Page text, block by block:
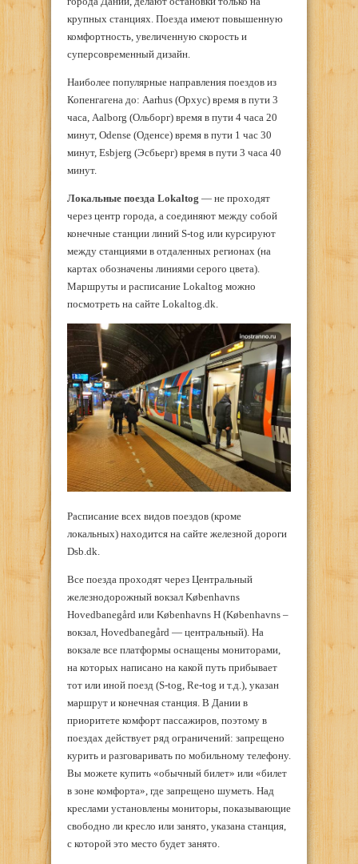
крупных станциях. Поезда имеют повышенную
комфортность, увеличенную скорость и
суперсовременный дизайн.
Наиболее популярные направления поездов из
Копенгагена до: Aarhus (Орхус) время в пути 3
часа, Aalborg (Ольборг) время в пути 4 часа 20
минут, Odense (Оденсе) время в пути 1 час 30
минут, Esbjerg (Эсбьерг) время в пути 3 часа 40
минут.
Локальные поезда Lokaltog — не проходят
через центр города, а соединяют между собой
конечные станции линий S-tog или курсируют
между станциями в отдаленных регионах (на
картах обозначены линиями серого цвета).
Маршруты и расписание Lokaltog можно
посмотреть на сайте Lokaltog.dk.
Расписание всех видов поездов (кроме
локальных) находится на сайте железной дороги
Dsb.dk.
Все поезда проходят через Центральный
железнодорожный вокзал Københavns
Hovedbanegård или Københavns H (Københavns –
вокзал, Hovedbanegård — центральный). На
вокзале все платформы оснащены мониторами,
на которых написано на какой путь прибывает
тот или иной поезд (S-tog, Re-tog и т.д.), указан
маршрут и конечная станция. В Дании в
приоритете комфорт пассажиров, поэтому в
поездах действует ряд ограничений: запрещено
курить и разговаривать по мобильному телефону.
Вы можете купить «обычный билет» или «билет
в зоне комфорта», где запрещено шуметь. Над
креслами установлены мониторы, показывающие
свободно ли кресло или занято, указана станция,
с которой это место будет занято.